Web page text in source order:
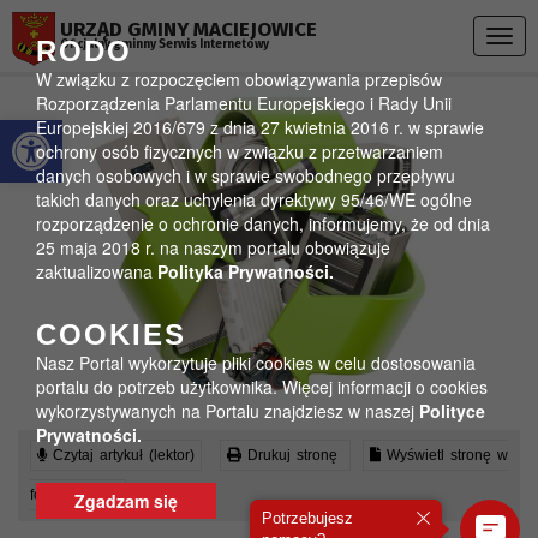
Otwórz pasek narzędzi
RODO
W związku z rozpoczęciem obowiązywania przepisów
Rozporządzenia Parlamentu Europejskiego i Rady Unii
Europejskiej 2016/679 z dnia 27 kwietnia 2016 r. w sprawie
ochrony osób fizycznych w związku z przetwarzaniem
danych osobowych i w sprawie swobodnego przepływu
takich danych oraz uchylenia dyrektywy 95/46/WE ogólne
rozporządzenie o ochronie danych, informujemy, że od dnia
25 maja 2018 r. na naszym portalu obowiązuje
zaktualizowana Polityka Prywatności.
COOKIES
Nasz Portal wykorzytuje pliki cookies w celu dostosowania
portalu do potrzeb użytkownika. Więcej informacji o cookies
wykorzystywanych na Portalu znajdziesz w naszej Polityce
Prywatności.
Zgadzam się
URZĄD GMINY MACIEJOWICE
Oficjalny gminny Serwis Internetowy
Czytaj artykuł (lektor) Drukuj stronę Wyświetl stronę w
formacie PDF
Potrzebujesz